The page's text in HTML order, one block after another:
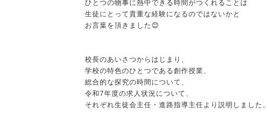
ひとつの物事に熱中できる時間がつくれることは
生徒にとって貴重な経験になるのではないかと
お言葉を頂きました😊
校長のあいさつからはじまり、
学校の特色のひとつである創作授業、
総合的な探究の時間について、
令和7年度の求人状況について、
それぞれ生徒会主任・進路指導主任より説明しました。